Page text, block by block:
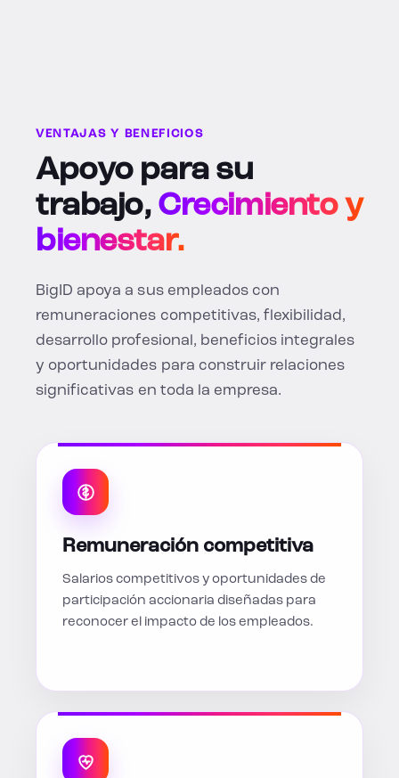
VENTAJAS Y BENEFICIOS
Apoyo para su
trabajo, Crecimiento y
bienestar.
BigID apoya a sus empleados con
remuneraciones competitivas, flexibilidad,
desarrollo profesional, beneficios integrales
y oportunidades para construir relaciones
significativas en toda la empresa.
Remuneración competitiva
Salarios competitivos y oportunidades de
participación accionaria diseñadas para
reconocer el impacto de los empleados.